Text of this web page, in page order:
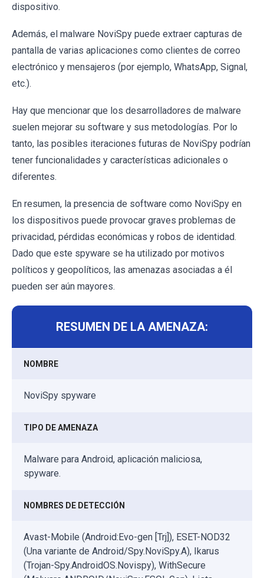
dispositivo.
Además, el malware NoviSpy puede extraer capturas de
pantalla de varias aplicaciones como clientes de correo
electrónico y mensajeros (por ejemplo, WhatsApp, Signal,
etc.).
Hay que mencionar que los desarrolladores de malware
suelen mejorar su software y sus metodologías. Por lo
tanto, las posibles iteraciones futuras de NoviSpy podrían
tener funcionalidades y características adicionales o
diferentes.
En resumen, la presencia de software como NoviSpy en
los dispositivos puede provocar graves problemas de
privacidad, pérdidas económicas y robos de identidad.
Dado que este spyware se ha utilizado por motivos
políticos y geopolíticos, las amenazas asociadas a él
pueden ser aún mayores.
RESUMEN DE LA AMENAZA:
NOMBRE
NoviSpy spyware
TIPO DE AMENAZA
Malware para Android, aplicación maliciosa,
spyware.
NOMBRES DE DETECCIÓN
Avast-Mobile (Android:Evo-gen [Trj]), ESET-NOD32
(Una variante de Android/Spy.NoviSpy.A), Ikarus
(Trojan-Spy.AndroidOS.Novispy), WithSecure